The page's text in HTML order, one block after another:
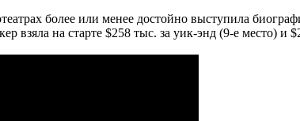
более или менее достойно выступила
взяла на старте $258 тыс. за уик-энд (9-е место) и